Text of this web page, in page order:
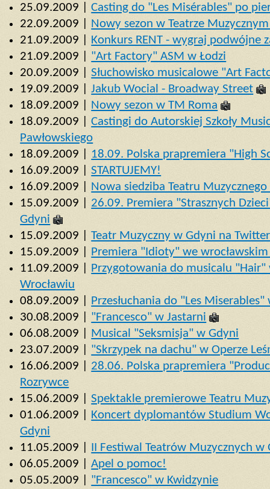
25.09.2009 |Casting do "Les Misérables" po
22.09.2009 | Nowy sezon w Teatrze
21.09.2009 | Konkurs RENT - wygraj podwójne
21.09.2009 | "Art Factory" ASM w Łodzi
20.09.2009 |Słuchowisko musicalowe "Art
19.09.2009 |Jakub Wocial - Broadway Street
18.09.2009 | Nowy sezon w TM Roma
18.09.2009 |Castingi do Autorskiej Szkoły
Pawłowskiego
18.09.2009 | 18.09. Polska prapremiera "High
16.09.2009 |STARTUJEMY!
16.09.2009 | Nowa siedziba Teatru
15.09.2009 | 26.09. Premiera "Strasznych
Gdyni
15.09.2009 |Teatr Muzyczny w Gdyni na
15.09.2009 | Premiera "Idioty" we
11.09.2009 | Przygotowania do musicalu "Hair"
Wrocławiu
08.09.2009 | Przesłuchania do "Les Miserables"
30.08.2009 | "Francesco" w Jastarni
06.08.2009 | Musical "Seksmisja" w Gdyni
23.07.2009 | "Skrzypek na dachu" w Operze
16.06.2009 | 28.06. Polska prapremiera
Rozrywce
15.06.2009 |Spektakle premierowe Teatru
01.06.2009 | Koncert dyplomantów Studium
Gdyni
11.05.2009 | II Festiwal Teatrów Muzycznych
06.05.2009 |Apel o pomoc!
05.05.2009 | "Francesco" w Kwidzynie